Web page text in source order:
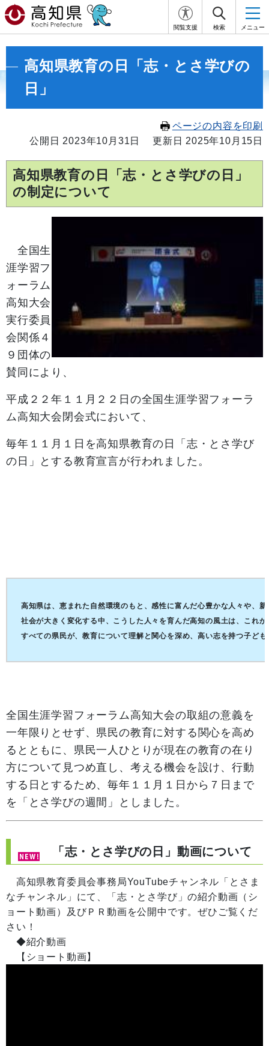
閲覧支援 検索 メニュー
高知県教育の日「志・とさ学びの
日」
ページの内容を印刷
公開日 2023年10月31日
更新日 2025年10月15日
高知県教育の日「志・とさ学びの日」
の制定について
全国生
涯学習フ
ォーラム
高知大会
実行委員
会関係４
９団体の
賛同により、
平成２２年１１月２２日の全国生涯学習フォーラ
ム高知大会閉会式において、
毎年１１月１日を高知県教育の日「志・とさ学び
の日」とする教育宣言が行われました。
高知県は、恵まれた自然環境のもと、感性に富んだ心豊かな人々や、
社会が大きく変化する中、こうした人々を育んだ高知の風土は、これ
すべての県民が、教育について理解と関心を深め、高い志を持つ子ど
全国生涯学習フォーラム高知大会の取組の意義を
一年限りとせず、県民の教育に対する関心を高め
るとともに、県民一人ひとりが現在の教育の在り
方について見つめ直し、考える機会を設け、行動
する日とするため、毎年１１月１日から７日まで
を「とさ学びの週間」としました。
「志・とさ学びの日」動画について
高知県教育委員会事務局YouTubeチャンネル「とさま
なチャンネル」にて、「志・とさ学び」の紹介動画（シ
ョート動画）及びＰＲ動画を公開中です。ぜひご覧くだ
さい！
◆紹介動画
【ショート動画】